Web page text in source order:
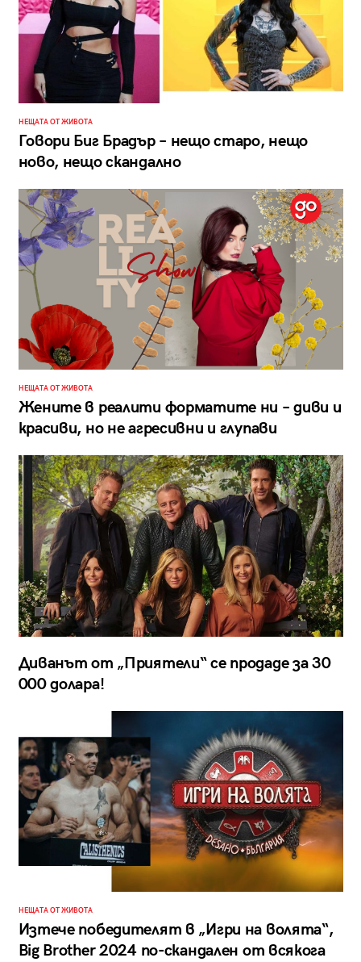
НЕЩАТА ОТ ЖИВОТА
Говори Биг Брадър – нещо старо, нещо
ново, нещо скандално
НЕЩАТА ОТ ЖИВОТА
Жените в реалити форматите ни – диви и
красиви, но не агресивни и глупави
Диванът от „Приятели“ се продаде за 30
000 долара!
НЕЩАТА ОТ ЖИВОТА
Изтече победителят в „Игри на волята“,
Big Brother 2024 по-скандален от всякога